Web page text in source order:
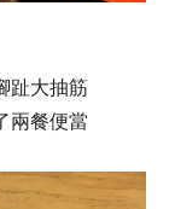
趾大抽筋
兩餐便當